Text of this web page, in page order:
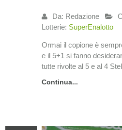
Da: Redazione
Lotterie: SuperEnalotto
Ormai il copione è
e il 5+1 si fanno
tutte rivolte al 5 e al 4
Continua...